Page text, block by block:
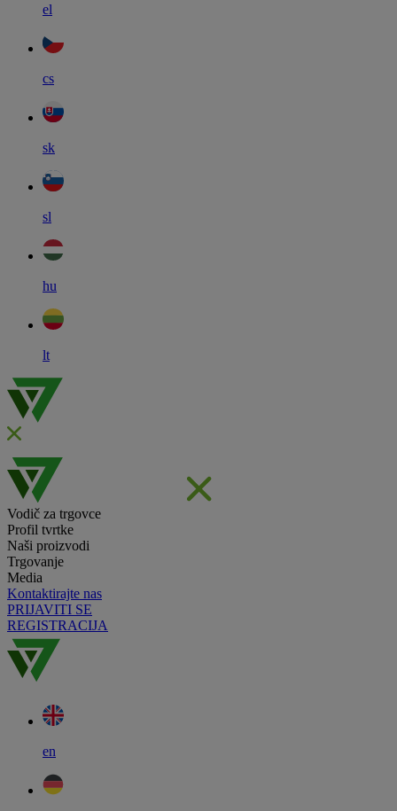
el
cs
sk
sl
hu
lt
Vodič za trgovce
Profil tvrtke
Naši proizvodi
Trgovanje
Media
Kontaktirajte nas
PRIJAVITI SE
REGISTRACIJA
en